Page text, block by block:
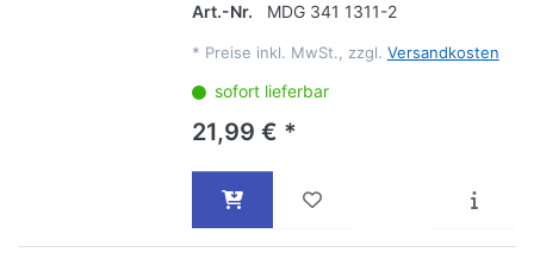
Art.-Nr. MDG 341 1311-2
* Preise inkl. MwSt., zzgl. Versandkosten
sofort lieferbar
21,99 € *